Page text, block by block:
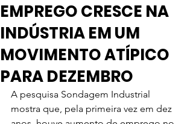
EMPREGO CRESCE NA
INDÚSTRIA EM UM
MOVIMENTO ATÍPICO
PARA DEZEMBRO
A pesquisa Sondagem Industrial
mostra que, pela primeira vez em dez